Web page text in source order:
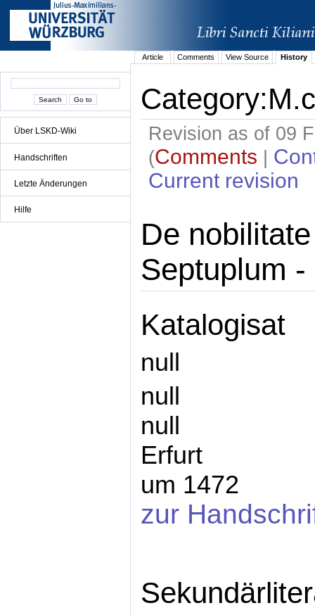
Über LSKD-Wiki
Handschriften
Letzte Änderungen
Hilfe
Article Comments View Source History
Revision as of 09
(Comments |
Current revision
De
Septuplum
Katalogisat
null
null
null
Erfurt
um 1472
zur